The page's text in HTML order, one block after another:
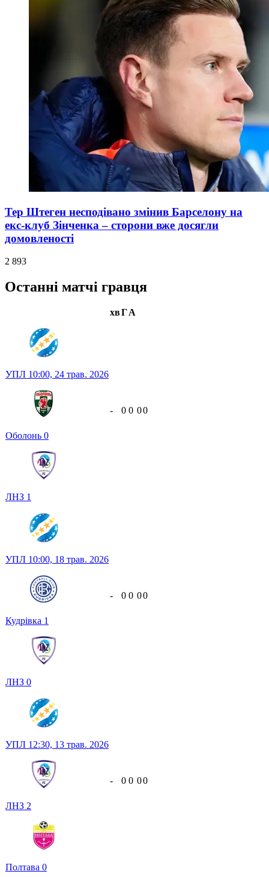
Тер Штеген несподівано змінив Барселону на
екс-клуб Зінченка – сторони вже досягли
домовленості
2 893
Останні матчі гравця
хвГА
УПЛ 10:00, 24 трав. 2026
Оболонь 0
ЛНЗ 1
- 0 0 00
УПЛ 10:00, 18 трав. 2026
Кудрівка 1
ЛНЗ 0
- 0 0 00
УПЛ 12:30, 13 трав. 2026
ЛНЗ 2
Полтава 0
- 0 0 00